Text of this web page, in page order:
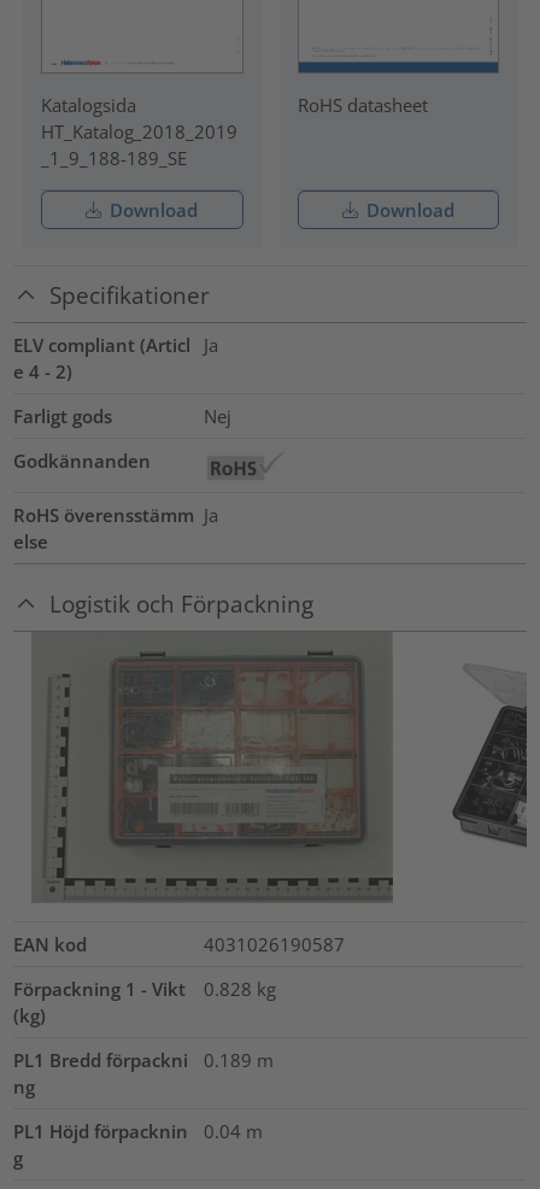
Katalogsida
HT_Katalog_2018_2019
_1_9_188-189_SE
Download
RoHS datasheet
Download
Specifikationer
ELV compliant (Articl
e 4 - 2)
Ja
Farligt gods
Nej
Godkännanden
RoHS överensstämm
else
Ja
Logistik och Förpackning
EAN kod
4031026190587
Förpackning 1 - Vikt
(kg)
0.828 kg
PL1 Bredd förpackni
ng
0.189 m
PL1 Höjd förpacknin
g
0.04 m